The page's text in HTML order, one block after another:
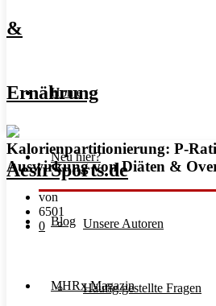
&
Ernährung
Home
Unsere Autoren
Häufig gestellte Fragen
Neu hier?
Blog
MHRx Magazin
Kalorienpartitionierung: P-
Auswirkung von Diäten &
von
6501
0